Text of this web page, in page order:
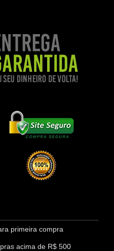
primeira compra
acima de R$ 500